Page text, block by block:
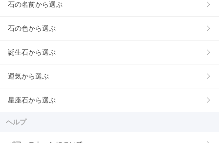
石の名前から選ぶ
石の色から選ぶ
誕生石から選ぶ
運気から選ぶ
星座石から選ぶ
ヘルプ